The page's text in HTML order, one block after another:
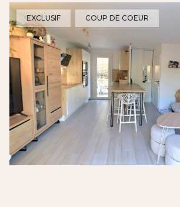
EXCLUSIF COUP DE COEUR